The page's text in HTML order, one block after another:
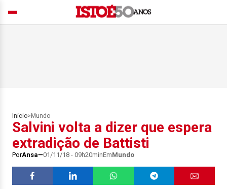
Início> Mundo
Salvini volta a dizer que espera
extradição de Battisti
PorAnsa 01/11/18 - 09h20minEmMundo